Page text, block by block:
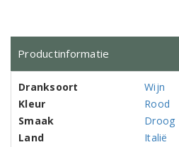
Productinformatie
Dranksoort
Wijn
Kleur
Rood
Smaak
Droog
Land
Italië